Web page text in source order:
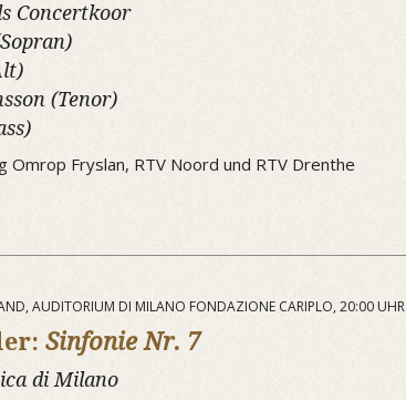
Concertkoor
(Tenor)
Omrop Fryslan, RTV Noord und RTV Drenthe
AUDITORIUM DI MILANO FONDAZIONE CARIPLO, 20:00 UHR
Sinfonie Nr. 7
di Milano